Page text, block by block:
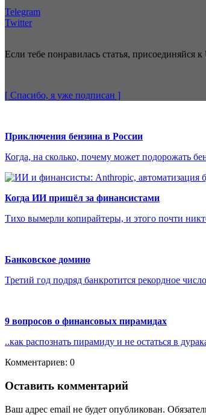
Telegram
Twitter
Если тебе понравилась статья, присоединяйся
[ Спасибо, я уже подписан ]
Приключения бензина в России
Когда, на сколько, почему может подорожать
Когда ИИ пришёл за финансистами
Тихо вымерли копирайтеры, и этого почти
Банковское домино
Третий год подряд банкротится рекордное
9 вопросов о финансовых пирамидах
..как распознать пирамиду и не остаться в
Комментариев: 0
Оставить комментарий
Ваш адрес email не будет опубликован.